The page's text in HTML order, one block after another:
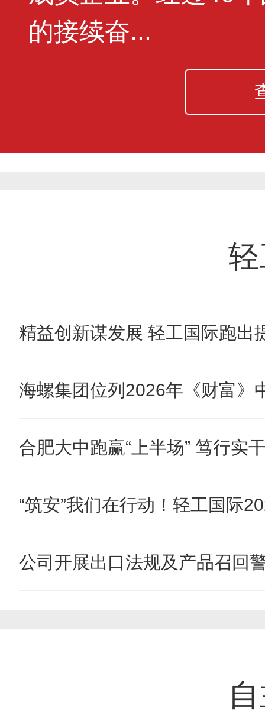
的接续奋...
精益创新谋发展 轻工国际跑出
海螺集团位列2026年《财富》
合肥大中跑赢“上半场” 笃行实
“筑安”我们在行动！轻工国际
公司开展出口法规及产品召回